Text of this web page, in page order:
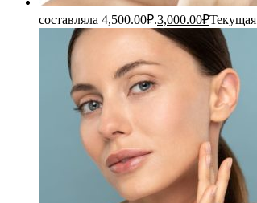
составляла 4,500.00₽.3,000.00₽